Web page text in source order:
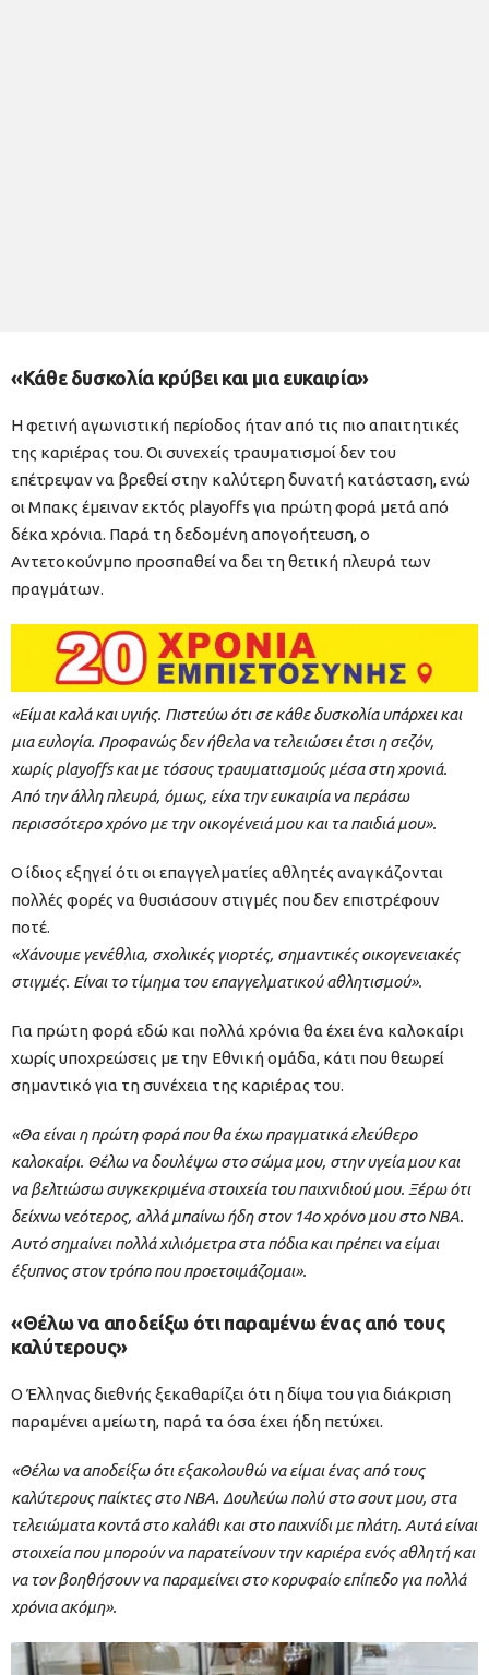
«Κάθε δυσκολία κρύβει και μια ευκαιρία»
Η φετινή αγωνιστική περίοδος ήταν από τις πιο απαιτητικές
της καριέρας του. Οι συνεχείς τραυματισμοί δεν του
επέτρεψαν να βρεθεί στην καλύτερη δυνατή κατάσταση, ενώ
οι Μπακς έμειναν εκτός playoffs για πρώτη φορά μετά από
δέκα χρόνια. Παρά τη δεδομένη απογοήτευση, ο
Αντετοκούνμπο προσπαθεί να δει τη θετική πλευρά των
πραγμάτων.
«Είμαι καλά και υγιής. Πιστεύω ότι σε κάθε δυσκολία υπάρχει και
μια ευλογία. Προφανώς δεν ήθελα να τελειώσει έτσι η σεζόν,
χωρίς playoffs και με τόσους τραυματισμούς μέσα στη χρονιά.
Από την άλλη πλευρά, όμως, είχα την ευκαιρία να περάσω
περισσότερο χρόνο με την οικογένειά μου και τα παιδιά μου».
Ο ίδιος εξηγεί ότι οι επαγγελματίες αθλητές αναγκάζονται
πολλές φορές να θυσιάσουν στιγμές που δεν επιστρέφουν
ποτέ.
«Χάνουμε γενέθλια, σχολικές γιορτές, σημαντικές οικογενειακές
στιγμές. Είναι το τίμημα του επαγγελματικού αθλητισμού».
Για πρώτη φορά εδώ και πολλά χρόνια θα έχει ένα καλοκαίρι
χωρίς υποχρεώσεις με την Εθνική ομάδα, κάτι που θεωρεί
σημαντικό για τη συνέχεια της καριέρας του.
«Θα είναι η πρώτη φορά που θα έχω πραγματικά ελεύθερο
καλοκαίρι. Θέλω να δουλέψω στο σώμα μου, στην υγεία μου και
να βελτιώσω συγκεκριμένα στοιχεία του παιχνιδιού μου. Ξέρω ότι
δείχνω νεότερος, αλλά μπαίνω ήδη στον 14ο χρόνο μου στο NBA.
Αυτό σημαίνει πολλά χιλιόμετρα στα πόδια και πρέπει να είμαι
έξυπνος στον τρόπο που προετοιμάζομαι».
«Θέλω να αποδείξω ότι παραμένω ένας από τους
καλύτερους»
Ο Έλληνας διεθνής ξεκαθαρίζει ότι η δίψα του για διάκριση
παραμένει αμείωτη, παρά τα όσα έχει ήδη πετύχει.
«Θέλω να αποδείξω ότι εξακολουθώ να είμαι ένας από τους
καλύτερους παίκτες στο NBA. Δουλεύω πολύ στο σουτ μου, στα
τελειώματα κοντά στο καλάθι και στο παιχνίδι με πλάτη. Αυτά είναι
στοιχεία που μπορούν να παρατείνουν την καριέρα ενός αθλητή και
να τον βοηθήσουν να παραμείνει στο κορυφαίο επίπεδο για πολλά
χρόνια ακόμη».